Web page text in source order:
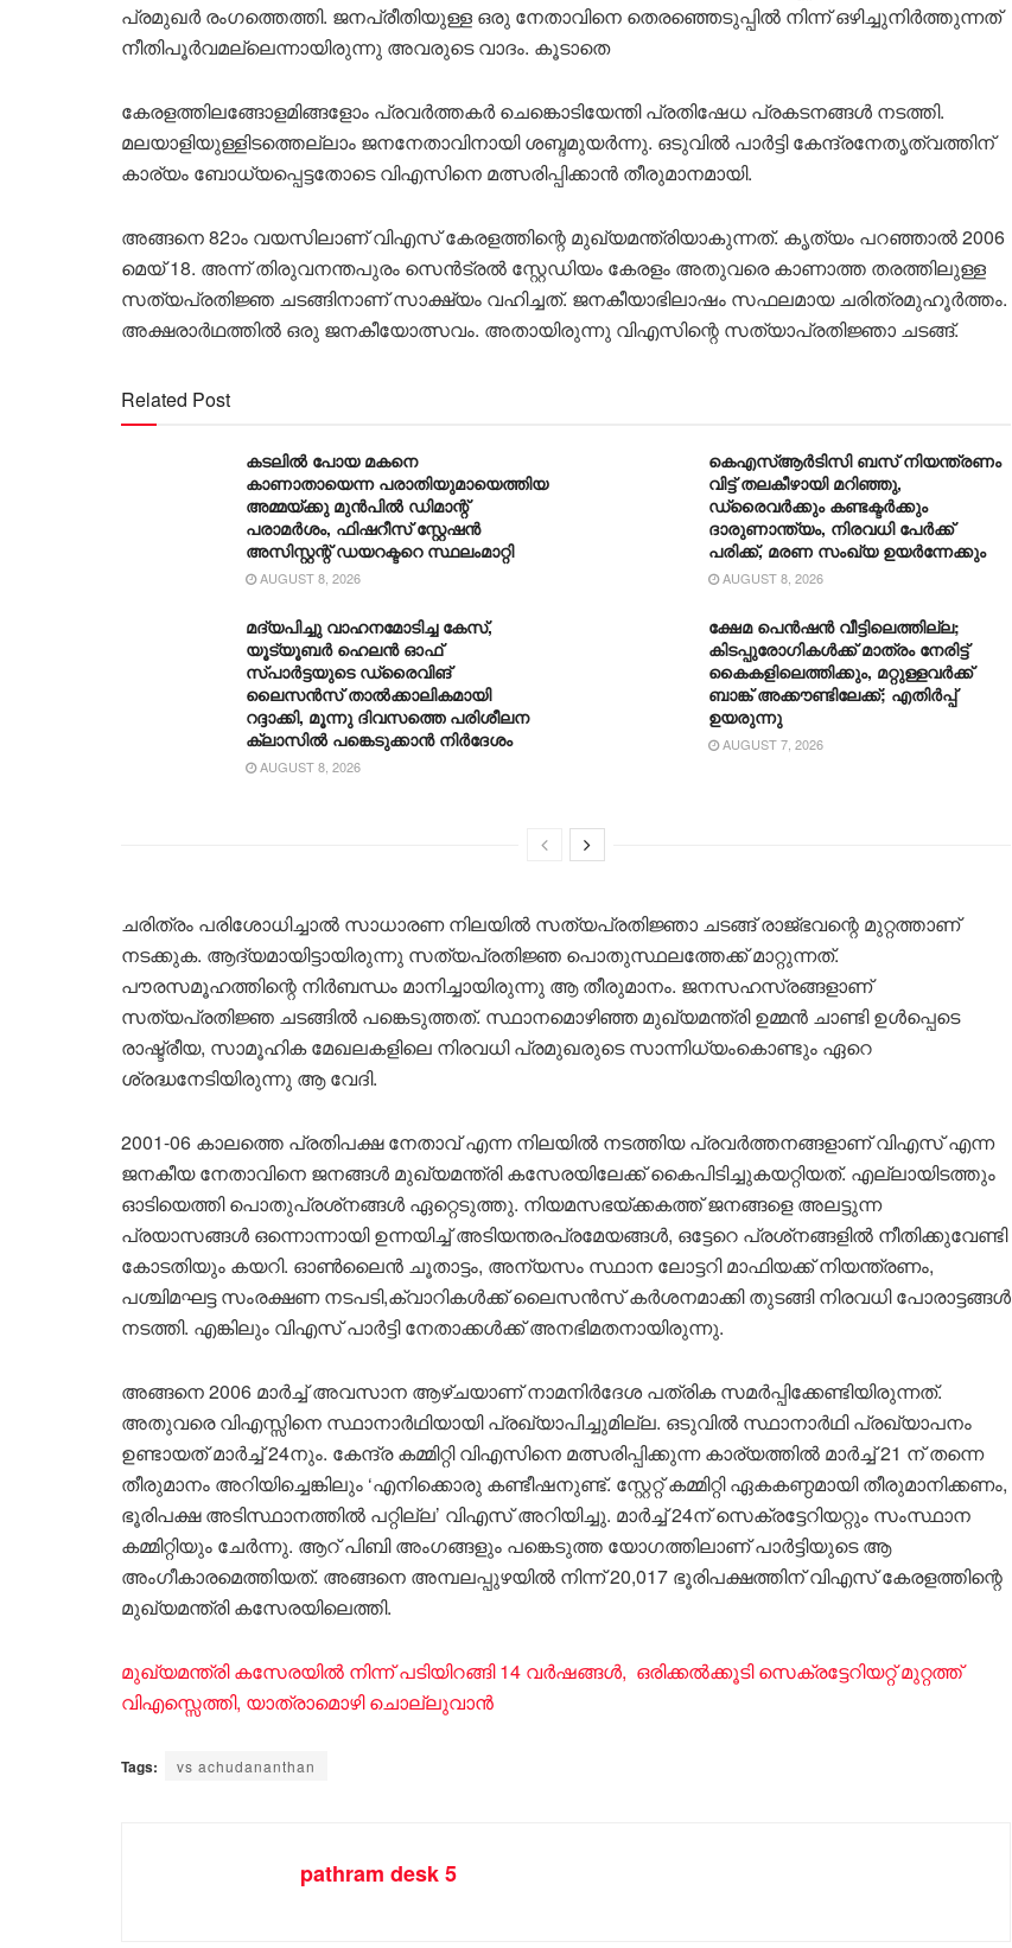
പ്രമുഖർ രംഗത്തെത്തി. ജനപ്രീതിയുള്ള ഒരു നേതാവിനെ തെരഞ്ഞെടുപ്പിൽ നിന്ന് ഒഴിച്ചുനിർത്തുന്നത്
നീതിപൂർവമല്ലെന്നായിരുന്നു അവരുടെ വാദം. കൂടാതെ
കേരളത്തിലങ്ങോളമിങ്ങളോം പ്രവർത്തകർ ചെങ്കൊടിയേന്തി പ്രതിഷേധ പ്രകടനങ്ങൾ നടത്തി.
മലയാളിയുള്ളിടത്തെല്ലാം ജനനേതാവിനായി ശബ്ദമുയർന്നു. ഒടുവിൽ പാർട്ടി കേന്ദ്രനേതൃത്വത്തിന്
കാര്യം ബോധ്യപ്പെട്ടതോടെ വിഎസിനെ മത്സരിപ്പിക്കാൻ തീരുമാനമായി.
അങ്ങനെ 82ാം വയസിലാണ് വിഎസ് കേരളത്തിന്റെ മുഖ്യമന്ത്രിയാകുന്നത്. കൃത്യം പറഞ്ഞാൽ 2006
മെയ് 18. അന്ന് തിരുവനന്തപുരം സെൻട്രൽ സ്റ്റേഡിയം കേരളം അതുവരെ കാണാത്ത തരത്തിലുള്ള
സത്യപ്രതിജ്ഞ ചടങ്ങിനാണ് സാക്ഷ്യം വഹിച്ചത്. ജനകീയാഭിലാഷം സഫലമായ ചരിത്രമുഹൂർത്തം.
അക്ഷരാർഥത്തിൽ ഒരു ജനകീയോത്സവം. അതായിരുന്നു വിഎസിന്റെ സത്യാപ്രതിജ്ഞാ ചടങ്ങ്.
Related Post
കടലിൽ പോയ മകനെ
കാണാതായെന്ന പരാതിയുമായെത്തിയ
അമ്മയ്ക്കു മുൻപിൽ ഡിമാന്റ്
പരാമർശം, ഫിഷറീസ് സ്റ്റേഷൻ
അസിസ്റ്റന്റ് ഡയറക്ടറെ സ്ഥലംമാറ്റി
AUGUST 8, 2026
കെഎസ്ആര്‍ടിസി ബസ് നിയന്ത്രണം
വിട്ട് തലകീഴായി മറിഞ്ഞു,
ഡ്രൈവര്‍ക്കും കണ്ടക്ടര്‍ക്കും
ദാരുണാന്ത്യം, നിരവധി പേര്‍ക്ക്
പരിക്ക്, മരണ സംഖ്യ ഉയര്‍ന്നേക്കും
AUGUST 8, 2026
മദ്യപിച്ചു വാഹനമോടിച്ച കേസ്,
യൂട്യൂബർ ഹെലൻ ഓഫ്
സ്പാർട്ടയുടെ ഡ്രൈവിങ്
ലൈസൻസ് താൽക്കാലികമായി
റദ്ദാക്കി, മൂന്നു ദിവസത്തെ പരിശീലന
ക്ലാസിൽ പങ്കെടുക്കാൻ നിർദേശം
AUGUST 8, 2026
ക്ഷേമ പെൻഷൻ വീട്ടിലെത്തില്ല;
കിടപ്പുരോഗികൾക്ക് മാത്രം നേരിട്ട്
കൈകളിലെത്തിക്കും, മറ്റുള്ളവർക്ക്
ബാങ്ക് അക്കൗണ്ടിലേക്ക്; എതിർപ്പ്
ഉയരുന്നു
AUGUST 7, 2026
ചരിത്രം പരിശോധിച്ചാൽ സാധാരണ നിലയിൽ സത്യപ്രതിജ്ഞാ ചടങ്ങ് രാജ്ഭവന്റെ മുറ്റത്താണ്
നടക്കുക. ആദ്യമായിട്ടായിരുന്നു സത്യപ്രതിജ്ഞ പൊതുസ്ഥലത്തേക്ക് മാറ്റുന്നത്.
പൗരസമൂഹത്തിന്റെ നിർബന്ധം മാനിച്ചായിരുന്നു ആ തീരുമാനം. ജനസഹസ്രങ്ങളാണ്
സത്യപ്രതിജ്ഞ ചടങ്ങിൽ പങ്കെടുത്തത്. സ്ഥാനമൊഴിഞ്ഞ മുഖ്യമന്ത്രി ഉമ്മൻ ചാണ്ടി ഉൾപ്പെടെ
രാഷ്ട്രീയ, സാമൂഹിക മേഖലകളിലെ നിരവധി പ്രമുഖരുടെ സാന്നിധ്യംകൊണ്ടും ഏറെ
ശ്രദ്ധനേടിയിരുന്നു ആ വേദി.
2001-06 കാലത്തെ പ്രതിപക്ഷ നേതാവ് എന്ന നിലയിൽ നടത്തിയ പ്രവർത്തനങ്ങളാണ് വിഎസ് എന്ന
ജനകീയ നേതാവിനെ ജനങ്ങൾ മുഖ്യമന്ത്രി കസേരയിലേക്ക് കൈപിടിച്ചുകയറ്റിയത്. എല്ലായിടത്തും
ഓടിയെത്തി പൊതുപ്രശ്‌നങ്ങൾ ഏറ്റെടുത്തു. നിയമസഭയ്ക്കകത്ത് ജനങ്ങളെ അലട്ടുന്ന
പ്രയാസങ്ങൾ ഒന്നൊന്നായി ഉന്നയിച്ച് അടിയന്തരപ്രമേയങ്ങൾ, ഒട്ടേറെ പ്രശ്‌നങ്ങളിൽ നീതിക്കുവേണ്ടി
കോടതിയും കയറി. ഓൺലൈൻ ചൂതാട്ടം, അന്യസം സ്ഥാന ലോട്ടറി മാഫിയക്ക് നിയന്ത്രണം,
പശ്ചിമഘട്ട സംരക്ഷണ നടപടി,ക്വാറികൾക്ക് ലൈസൻസ് കർശനമാക്കി തുടങ്ങി നിരവധി പോരാട്ടങ്ങൾ
നടത്തി. എങ്കിലും വിഎസ് പാർട്ടി നേതാക്കൾക്ക് അനഭിമതനായിരുന്നു.
അങ്ങനെ 2006 മാർച്ച് അവസാന ആഴ്ചയാണ് നാമനിർദേശ പത്രിക സമർപ്പിക്കേണ്ടിയിരുന്നത്.
അതുവരെ വിഎസ്സിനെ സ്ഥാനാർഥിയായി പ്രഖ്യാപിച്ചുമില്ല. ഒടുവിൽ സ്ഥാനാർഥി പ്രഖ്യാപനം
ഉണ്ടായത് മാർച്ച് 24നും. കേന്ദ്ര കമ്മിറ്റി വിഎസിനെ മത്സരിപ്പിക്കുന്ന കാര്യത്തിൽ മാർച്ച് 21 ന് തന്നെ
തീരുമാനം അറിയിച്ചെങ്കിലും ‘എനിക്കൊരു കണ്ടീഷനുണ്ട്. സ്റ്റേറ്റ് കമ്മിറ്റി ഏകകണ്ഠമായി തീരുമാനിക്കണം,
ഭൂരിപക്ഷ അടിസ്ഥാനത്തിൽ പറ്റില്ല’ വിഎസ് അറിയിച്ചു. മാർച്ച് 24ന് സെക്രട്ടേറിയറ്റും സംസ്ഥാന
കമ്മിറ്റിയും ചേർന്നു. ആറ് പിബി അംഗങ്ങളും പങ്കെടുത്ത യോഗത്തിലാണ് പാർട്ടിയുടെ ആ
അംഗീകാരമെത്തിയത്. അങ്ങനെ അമ്പലപ്പുഴയിൽ നിന്ന് 20,017 ഭൂരിപക്ഷത്തിന് വിഎസ് കേരളത്തിന്റെ
മുഖ്യമന്ത്രി കസേരയിലെത്തി.
മുഖ്യമന്ത്രി കസേരയിൽ നിന്ന് പടിയിറങ്ങി 14 വർഷങ്ങൾ, ഒരിക്കൽക്കൂടി സെക്രട്ടേറിയറ്റ് മുറ്റത്ത്
വിഎസ്സെത്തി, യാത്രാമൊഴി ചൊല്ലുവാൻ
Tags: vs achudananthan
pathram desk 5